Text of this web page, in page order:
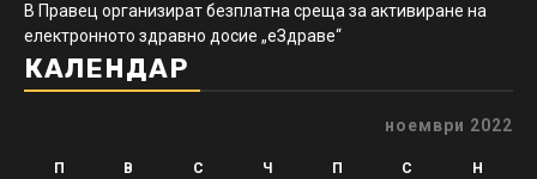
В Правец организират безплатна среща за активиране на
електронното здравно досие „еЗдраве“
КАЛЕНДАР
ноември 2022
П В С Ч П С Н